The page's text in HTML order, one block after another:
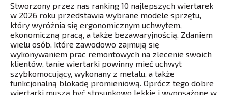
Stworzony przez nas ranking 10 najlepszych wiertarek
w 2026 roku przedstawia wybrane modele sprzętu,
który wyróżnia się ergonomicznym uchwytem,
ekonomiczną pracą, a także bezawaryjnością. Zdaniem
wielu osób, które zawodowo zajmują się
wykonywaniem prac remontowych na zlecenie swoich
klientów, tanie wiertarki powinny mieć uchwyt
szybkomocujący, wykonany z metalu, a także
funkcjonalną blokadę promieniową. Oprócz tego dobre
wiertarki muszą być stosunkowo lekkie i wyposażone w